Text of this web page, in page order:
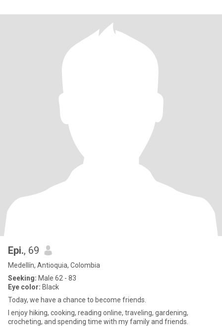
Epi., 69
Medellín, Antioquia, Colombia
Seeking: Male 62 - 83
Eye color: Black
Today, we have a chance to become friends.
I enjoy hiking, cooking, reading online, traveling, gardening,
crocheting, and spending time with my family and friends.